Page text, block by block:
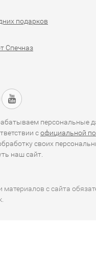
подарков
Спечназ
персональные
софициальной
своих
наш сайт.
материалов с сайта